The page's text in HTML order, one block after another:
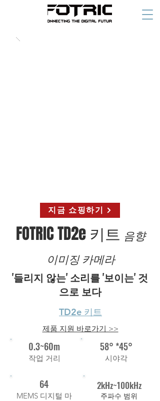
지금 쇼핑하기
FOTRIC TD2e 키트 음향
이미징 카메라
'들리지 않는' 소리를 '보이는' 것
으로 보다
TD2e 키트
제품 지원 바로가기 >>
0.3~60m
작업 거리
58° *45°
시야각
64
MEMS 디지털 마
2kHz~100kHz
주파수 범위